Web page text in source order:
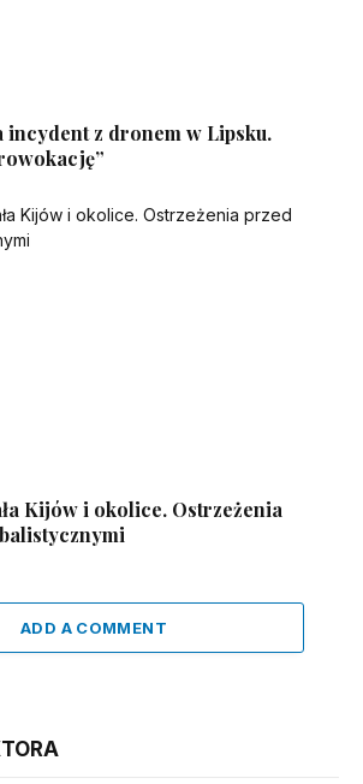
incydent z dronem w Lipsku.
Kijów i okolice. Ostrzeżenia
ADD A COMMENT